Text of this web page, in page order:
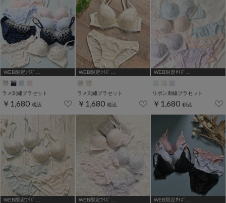
WEB限定ｻｲｽﾞ
ラメ刺繍ブラセット
￥1,680 税込
WEB限定ｻｲｽﾞ
ラメ刺繍ブラセット
￥1,680 税込
WEB限定ｻｲｽﾞ
リボン刺繍ブラセット
￥1,680 税込
WEB限定ｻｲｽﾞ
WEB限定ｻｲｽﾞ
WEB限定ｻｲｽﾞ